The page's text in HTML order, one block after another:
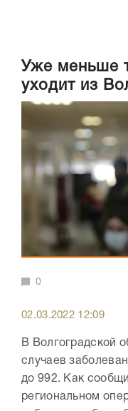
Уже меньше
уходит из
0
02.03.2022 12:09
В Волгоградской
случаев
до 992. Как
региональном